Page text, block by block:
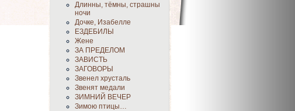
Длинны, тёмны, страшны
ночи
Дочке, Изабелле
ЕЗДЕБИЛЫ
Жене
ЗА ПРЕДЕЛОМ
ЗАВИСТЬ
ЗАГОВОРЫ
Звенел хрусталь
Звенят медали
ЗИМНИЙ ВЕЧЕР
Зимою птицы…